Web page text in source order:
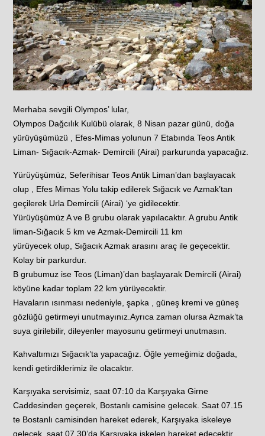
Merhaba sevgili Olympos’ lular,
Olympos Dağcılık Kulübü olarak, 8 Nisan pazar günü, doğa
yürüyüşümüzü , Efes-Mimas yolunun 7 Etabında Teos Antik
Liman- Sığacık-Azmak- Demircili (Airai) parkurunda yapacağız.
Yürüyüşümüz, Seferihisar Teos Antik Liman’dan başlayacak
olup , Efes Mimas Yolu takip edilerek Sığacık ve Azmak’tan
geçilerek Urla Demircili (Airai) ‘ye gidilecektir.
Yürüyüşümüz A ve B grubu olarak yapılacaktır. A grubu Antik
liman-Sığacık 5 km ve Azmak-Demircili 11 km
yürüyecek olup, Sığacık Azmak arasını araç ile geçecektir.
Kolay bir parkurdur.
B grubumuz ise Teos (Liman)’dan başlayarak Demircili (Airai)
köyüne kadar toplam 22 km yürüyecektir.
Havaların ısınması nedeniyle, şapka , güneş kremi ve güneş
gözlüğü getirmeyi unutmayınız.Ayrıca zaman olursa Azmak’ta
suya girilebilir, dileyenler mayosunu getirmeyi unutmasın.
Kahvaltımızı Sığacık’ta yapacağız. Öğle yemeğimiz doğada,
kendi getirdiklerimiz ile olacaktır.
Karşıyaka servisimiz, saat 07:10 da Karşıyaka Girne
Caddesinden geçerek, Bostanlı camisine gelecek. Saat 07.15
te Bostanlı camisinden hareket ederek, Karşıyaka iskeleye
gelecek, saat 07.30’da Karşıyaka iskelen hareket edecektir.